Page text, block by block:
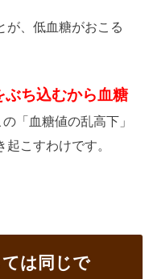
が、低血糖がおこる
ぶち込むから血糖
「血糖値の乱高下」
こすわけです。
ては同じで